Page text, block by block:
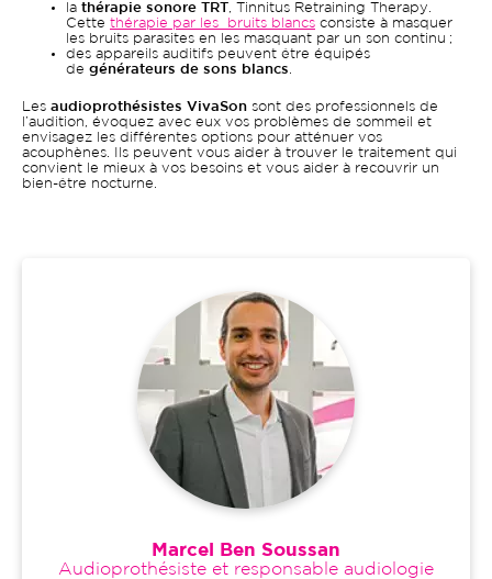
la thérapie sonore TRT
, Tinnitus Retraining Therapy.
Cette thérapie par les bruits blancs consiste à masquer
les bruits parasites en les masquant par un son continu ;
des appareils auditifs peuvent être équipés
de générateurs de sons blancs
Les audioprothésistes VivaSon sont des professionnels de
l’audition, évoquez avec eux vos problèmes de sommeil et
envisagez les différentes options pour atténuer vos
acouphènes. Ils peuvent vous aider à trouver le traitement qui
convient le mieux à vos besoins et vous aider à recouvrir un
bien-être nocturne.
Marcel Ben Soussan
Audioprothésiste et responsable audiologie